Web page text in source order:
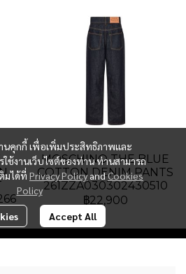
MOSCHINO THE BLUE
COTTON DENIM PANTS
261ZZA030302430510
฿22,900
นคุกกี้ เพื่อเพิ่มประสิทธิภาพและ
ช้งานเว็บไซต์ของท่าน ท่านสามารถ
มได้ที่ Privacy Policy andCookies
Policy
Accept All